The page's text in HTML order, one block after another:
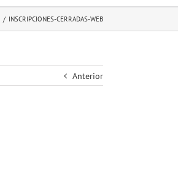
/ INSCRIPCIONES-CERRADAS-WEB
Anterior